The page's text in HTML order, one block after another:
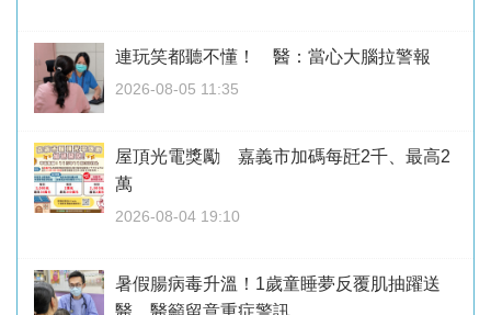
連玩笑都聽不懂！ 醫：當心大腦拉警報
2026-08-05 11:35
屋頂光電獎勵 嘉義市加碼每瓩2千、最高2
萬
2026-08-04 19:10
暑假腸病毒升溫！1歲童睡夢反覆肌抽躍送
醫 醫籲留意重症警訊